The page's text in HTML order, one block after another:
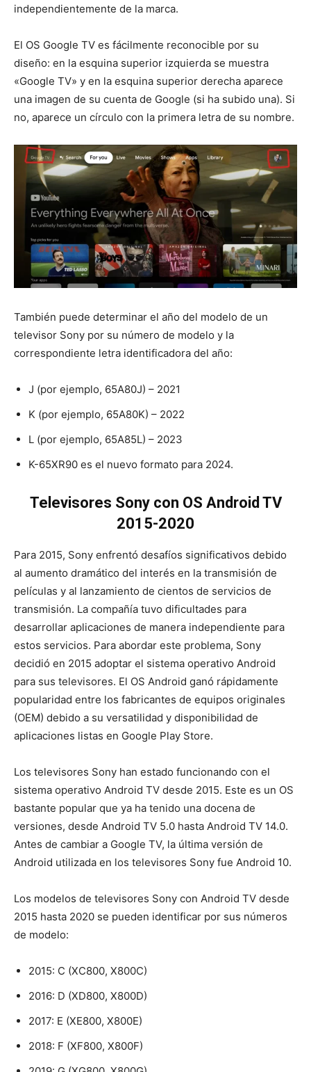
independientemente de la marca.
El OS Google TV es fácilmente reconocible por su
diseño: en la esquina superior izquierda se muestra
«Google TV» y en la esquina superior derecha aparece
una imagen de su cuenta de Google (si ha subido una). Si
no, aparece un círculo con la primera letra de su nombre.
También puede determinar el año del modelo de un
televisor Sony por su número de modelo y la
correspondiente letra identificadora del año:
J (por ejemplo, 65A80J) – 2021
K (por ejemplo, 65A80K) – 2022
L (por ejemplo, 65A85L) – 2023
K-65XR90 es el nuevo formato para 2024.
Televisores Sony con OS Android TV
2015-2020
Para 2015, Sony enfrentó desafíos significativos debido
al aumento dramático del interés en la transmisión de
películas y al lanzamiento de cientos de servicios de
transmisión. La compañía tuvo dificultades para
desarrollar aplicaciones de manera independiente para
estos servicios. Para abordar este problema, Sony
decidió en 2015 adoptar el sistema operativo Android
para sus televisores. El OS Android ganó rápidamente
popularidad entre los fabricantes de equipos originales
(OEM) debido a su versatilidad y disponibilidad de
aplicaciones listas en Google Play Store.
Los televisores Sony han estado funcionando con el
sistema operativo Android TV desde 2015. Este es un OS
bastante popular que ya ha tenido una docena de
versiones, desde Android TV 5.0 hasta Android TV 14.0.
Antes de cambiar a Google TV, la última versión de
Android utilizada en los televisores Sony fue Android 10.
Los modelos de televisores Sony con Android TV desde
2015 hasta 2020 se pueden identificar por sus números
de modelo:
2015: C (XC800, X800C)
2016: D (XD800, X800D)
2017: E (XE800, X800E)
2018: F (XF800, X800F)